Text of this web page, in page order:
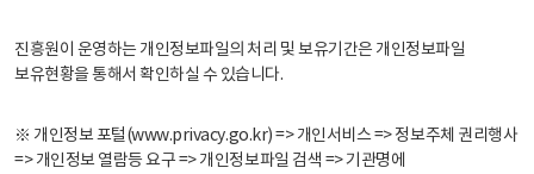
진흥원이 운영하는 개인정보파일의 처리 및 보유기간은 개인정보파일
보유현황을 통해서 확인하실 수 있습니다.
※ 개인정보 포털(www.privacy.go.kr) => 개인서비스 => 정보주체 권리행사
=> 개인정보 열람등 요구 => 개인정보파일 검색 => 기관명에